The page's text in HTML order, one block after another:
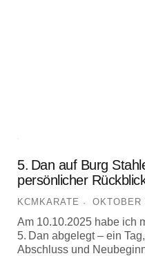
5. Dan auf Burg
persönlicher
KCMKARATE OKTOBER
Am 10.10.2025 habe ich
5. Dan abgelegt – ein
Abschluss und